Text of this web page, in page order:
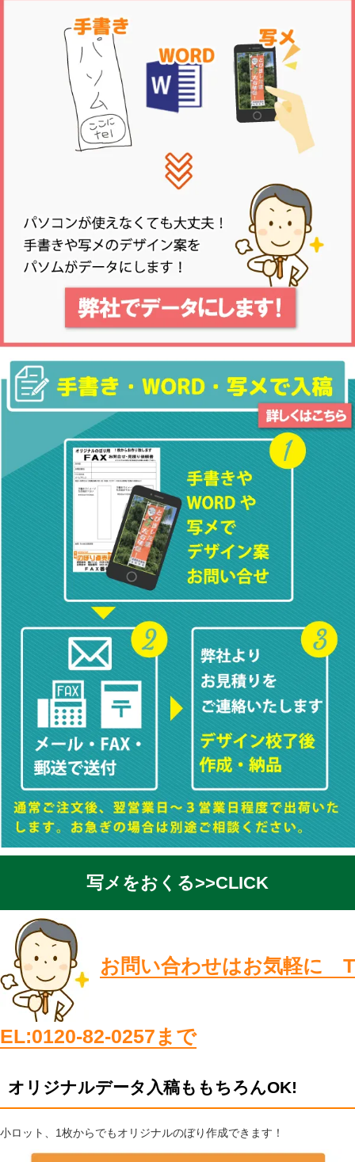
写メをおくる>>CLICK
お問い合わせはお気軽に T
EL:0120-82-0257まで
オリジナルデータ入稿ももちろんOK!
小ロット、1枚からでもオリジナルのぼり作成できます！